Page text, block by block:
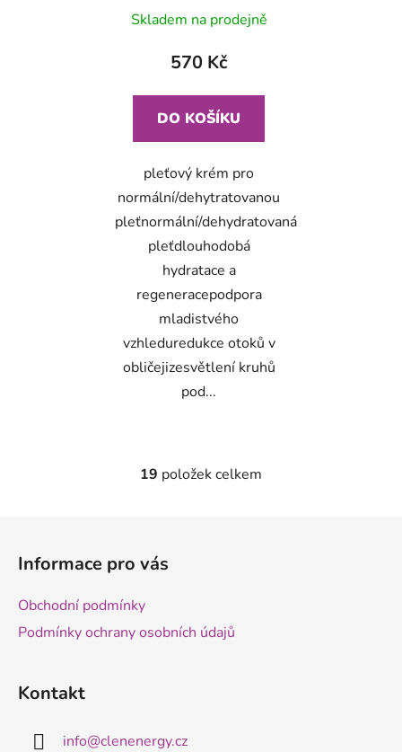
Skladem na prodejně
570 Kč
DO KOŠÍKU
pleťový krém pro
normální/dehytratovanou
pleťnormální/dehydratovaná
pleťdlouhodobá
hydratace a
regeneracepodpora
mladistvého
vzhleduredukce otoků v
obličejizesvětlení kruhů
pod...
O
í
p
19 položek celkem
Informace pro vás
Obchodní podmínky
Podmínky ochrany osobních údajů
Kontakt
info@clenenergy.cz